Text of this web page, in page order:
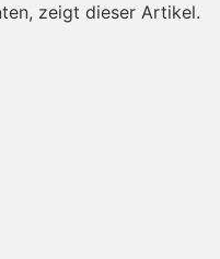
zeigt dieser Artikel.